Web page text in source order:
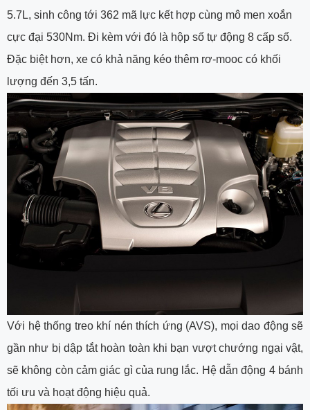
5.7L, sinh công tới 362 mã lực kết hợp cùng mô men xoắn
cực đại 530Nm. Đi kèm với đó là hộp số tự động 8 cấp số.
Đặc biệt hơn, xe có khả năng kéo thêm rơ-mooc có khối
lượng đến 3,5 tấn.
Với hệ thống treo khí nén thích ứng (AVS), mọi dao động sẽ
gần như bị dập tắt hoàn toàn khi bạn vượt chướng ngại vật,
sẽ không còn cảm giác gì của rung lắc. Hệ dẫn động 4 bánh
tối ưu và hoạt động hiệu quả.